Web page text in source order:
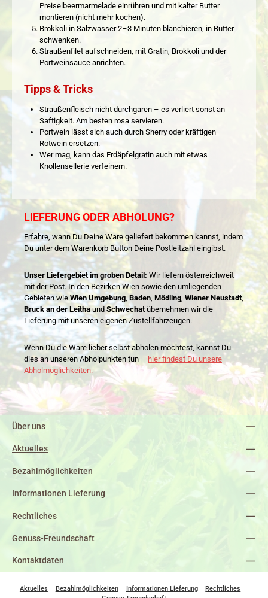
Preiselbeermarmelade einrühren und mit kalter Butter
montieren (nicht mehr kochen).
Brokkoli in Salzwasser 2–3 Minuten blanchieren, in Butter
schwenken.
Straußenfilet aufschneiden, mit Gratin, Brokkoli und der
Portweinsauce anrichten.
Tipps & Tricks
Straußenfleisch nicht durchgaren – es verliert sonst an
Saftigkeit. Am besten rosa servieren.
Portwein lässt sich auch durch Sherry oder kräftigen
Rotwein ersetzen.
Wer mag, kann das Erdäpfelgratin auch mit etwas
Knollensellerie verfeinern.
LIEFERUNG ODER ABHOLUNG?
Erfahre, wann Du Deine Ware geliefert bekommen kannst, indem
Du unter dem Warenkorb Button Deine Postleitzahl eingibst.
Unser Liefergebiet im groben Detail: Wir liefern österreichweit
mit der Post. In den Bezirken Wien sowie den umliegenden
Gebieten wie Wien Umgebung, Baden, Mödling, Wiener Neustadt,
Bruck an der Leitha und Schwechatübernehmen wir die
Lieferung mit unseren eigenen Zustellfahrzeugen.
Wenn Du die Ware lieber selbst abholen möchtest, kannst Du
dies an unseren Abholpunkten tun – hier findest Du unsere
Abholmöglichkeiten.
Über uns
Aktuelles
Bezahlmöglichkeiten
Informationen Lieferung
Rechtliches
Genuss-Freundschaft
Kontaktdaten
Aktuelles Bezahlmöglichkeiten Informationen Lieferung
Rechtliches